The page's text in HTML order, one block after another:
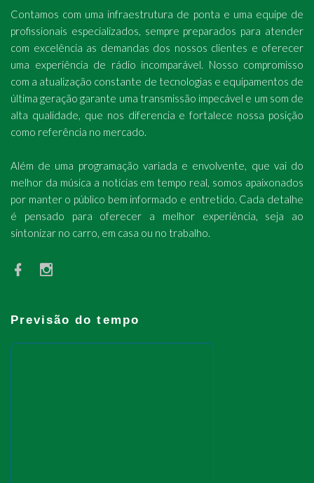
Contamos com uma infraestrutura de ponta e uma equipe de
profissionais especializados, sempre preparados para atender
com excelência as demandas dos nossos clientes e oferecer
uma experiência de rádio incomparável. Nosso compromisso
com a atualização constante de tecnologias e equipamentos de
última geração garante uma transmissão impecável e um som de
alta qualidade, que nos diferencia e fortalece nossa posição
como referência no mercado.
Além de uma programação variada e envolvente, que vai do
melhor da música a notícias em tempo real, somos apaixonados
por manter o público bem informado e entretido. Cada detalhe
é pensado para oferecer a melhor experiência, seja ao
sintonizar no carro, em casa ou no trabalho.
Previsão do tempo